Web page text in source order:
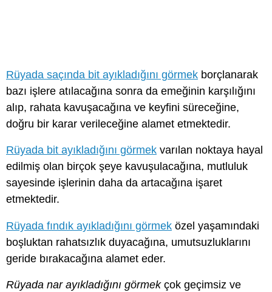
Rüyada saçında bit ayıkladığını görmek borçlanarak
bazı işlere atılacağına sonra da emeğinin karşılığını
alıp, rahata kavuşacağına ve keyfini süreceğine,
doğru bir karar verileceğine alamet etmektedir.
Rüyada bit ayıkladığını görmek varılan noktaya hayal
edilmiş olan birçok şeye kavuşulacağına, mutluluk
sayesinde işlerinin daha da artacağına işaret
etmektedir.
Rüyada fındık ayıkladığını görmek özel yaşamındaki
boşluktan rahatsızlık duyacağına, umutsuzluklarını
geride bırakacağına alamet eder.
Rüyada nar ayıkladığını görmekçok geçimsiz ve